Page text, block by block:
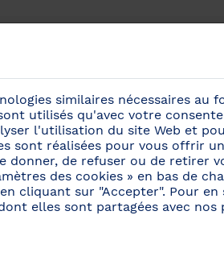
légale
similaires nécessaires au
utilisés qu'avec votre
l'utilisation du site Web et
sont réalisées pour vous offrir
donner, de refuser ou de retirer
des cookies » en bas de
cliquant sur "Accepter". Pour en
elles sont partagées avec nos
similaires nécessaires au
utilisés qu'avec votre
l'utilisation du site Web et
sont réalisées pour vous offrir
donner, de refuser ou de retirer
des cookies » en bas de
cliquant sur "Accepter". Pour en
elles sont partagées avec nos